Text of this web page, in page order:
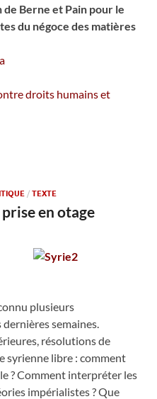
Berne et Pain pour le
du négoce des matières
droits humains et
/ TEXTE
en otage
plusieurs
semaines.
résolutions de
syrienne libre : comment
? Comment interpréter les
impérialistes ? Que